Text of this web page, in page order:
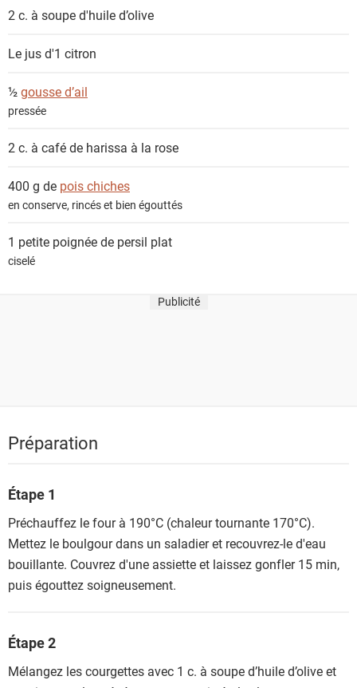
s
2 c. à souped'huile d’olive
Le jus d'1 citron
½gousse d’ail
pressée
2 c. à café de harissa à la rose
400 g de pois chiches
en conserve, rincés et bien égouttés
1 petite poignée de persil plat
ciselé
Publicité
Préparation
Étape 1
Préchauffez le four à 190°C (chaleur tournante 170°C).
Mettez le boulgour dans un saladier et recouvrez-le d'eau
bouillante. Couvrez d'une assiette et laissez gonfler 15 min,
puis égouttez soigneusement.
Étape 2
Mélangez les courgettes avec 1 c. à soupe d’huile d’olive et